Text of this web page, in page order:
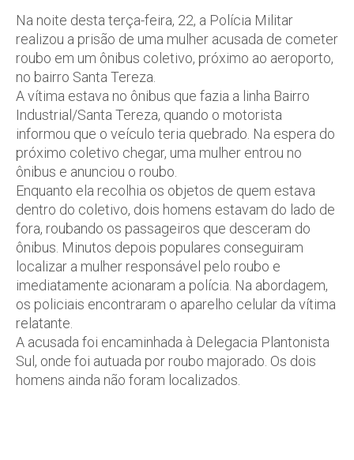
Na noite desta terça-feira, 22, a Polícia Militar
realizou a prisão de uma mulher acusada de cometer
roubo em um ônibus coletivo, próximo ao aeroporto,
no bairro Santa Tereza.
A vítima estava no ônibus que fazia a linha Bairro
Industrial/Santa Tereza, quando o motorista
informou que o veículo teria quebrado. Na espera do
próximo coletivo chegar, uma mulher entrou no
ônibus e anunciou o roubo.
Enquanto ela recolhia os objetos de quem estava
dentro do coletivo, dois homens estavam do lado de
fora, roubando os passageiros que desceram do
ônibus. Minutos depois populares conseguiram
localizar a mulher responsável pelo roubo e
imediatamente acionaram a polícia. Na abordagem,
os policiais encontraram o aparelho celular da vítima
relatante.
A acusada foi encaminhada à Delegacia Plantonista
Sul, onde foi autuada por roubo majorado. Os dois
homens ainda não foram localizados.